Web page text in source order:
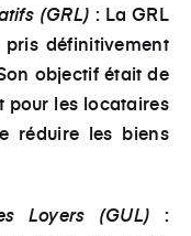
(GRL) : La GRL
définitivement
objectif était de
pour les locataires
réduire les biens
Loyers (GUL) :